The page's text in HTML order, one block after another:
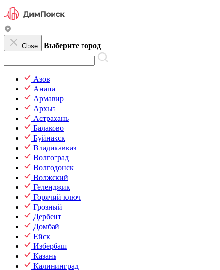
Close Выберите город
Азов
Анапа
Армавир
Архыз
Астрахань
Балаково
Буйнакск
Владикавказ
Волгоград
Волгодонск
Волжский
Геленджик
Горячий ключ
Грозный
Дербент
Домбай
Ейск
Избербаш
Казань
Калининград